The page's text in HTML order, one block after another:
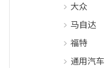
大众
马自达
福特
通用汽车